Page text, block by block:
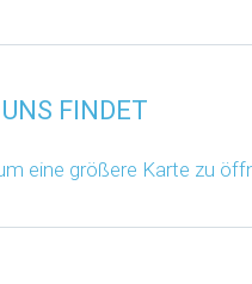
FINDET